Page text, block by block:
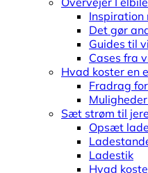
Inspiration
Det gør
Guides til
Cases fra
Hvad koster en
Fradrag
Sæt strøm til
Opsæt
Ladestik
Hvad